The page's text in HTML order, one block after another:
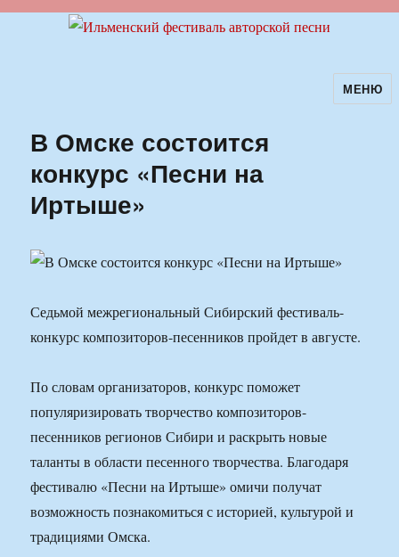
Ильменский фестиваль авторскойМЕНЮ
В Омске состоится
конкурс «Песни на
Иртыше»
Седьмой межрегиональный Сибирский фестиваль-
конкурс композиторов-песенников пройдет в августе.
По словам организаторов, конкурс поможет
популяризировать творчество композиторов-
песенников регионов Сибири и раскрыть новые
таланты в области песенного творчества. Благодаря
фестивалю «Песни на Иртыше» омичи получат
возможность познакомиться с историей, культурой и
традициями Омска.